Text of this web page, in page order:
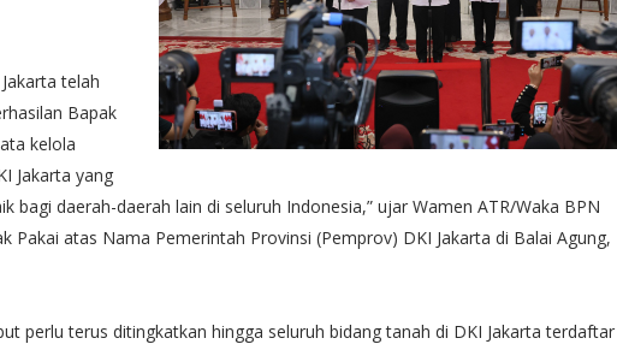
telah
Bapak
kelola
Jakarta yang
bagi daerah-daerah lain di seluruh Indonesia,” ujar Wamen ATR/Waka BPN
Pakai atas Nama Pemerintah Provinsi (Pemprov) DKI Jakarta di Balai Agung,
perlu terus ditingkatkan hingga seluruh bidang tanah di DKI Jakarta terdaftar